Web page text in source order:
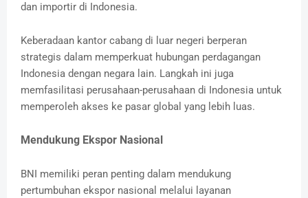
dan importir di Indonesia.
Keberadaan kantor cabang di luar negeri berperan
strategis dalam memperkuat hubungan perdagangan
Indonesia dengan negara lain. Langkah ini juga
memfasilitasi perusahaan-perusahaan di Indonesia untuk
memperoleh akses ke pasar global yang lebih luas.
Mendukung Ekspor Nasional
BNI memiliki peran penting dalam mendukung
pertumbuhan ekspor nasional melalui layanan